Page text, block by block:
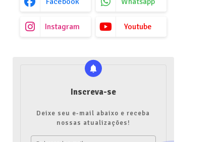
Instagram Youtube
Inscreva-se
Deixe seu e-mail abaixo e receba
nossas atualizações!